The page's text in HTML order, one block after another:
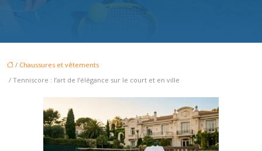
/ Chaussures et vêtements
/ Tenniscore : l’art de l’élégance sur le court et en ville